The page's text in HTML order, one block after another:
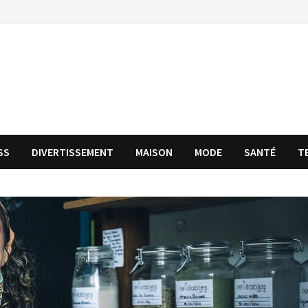
DIVERTISSEMENT MAISON MODE SANTÉ